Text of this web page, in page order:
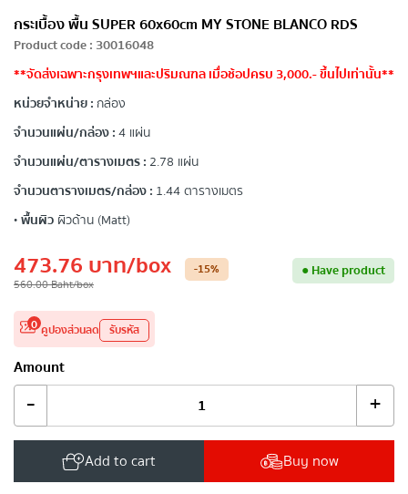
กระเบื้อง พื้น SUPER 60x60cm MY STONE BLANCO RDS
Product code: 30016048
**จัดส่งเฉพาะกรุงเทพฯและปริมณฑล เมื่อช้อปครบ 3,000.- ขึ้นไปเท่านั้น**
หน่วยจำหน่าย : กล่อง
จำนวนแผ่น/กล่อง :4 แผ่น
จำนวนแผ่น/ตารางเมตร : 2.78 แผ่น
จำนวนตารางเมตร/กล่อง : 1.44 ตารางเมตร
•พื้นผิว ผิวด้าน (Matt)
473.76 บาท/box
560.00Baht/box
-15% ●Have product
0 คูปองส่วนลด รับรหัส
Amount
- +
Add to cart Buy now